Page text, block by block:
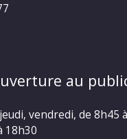
au
vendredi, de 8h45
18h30